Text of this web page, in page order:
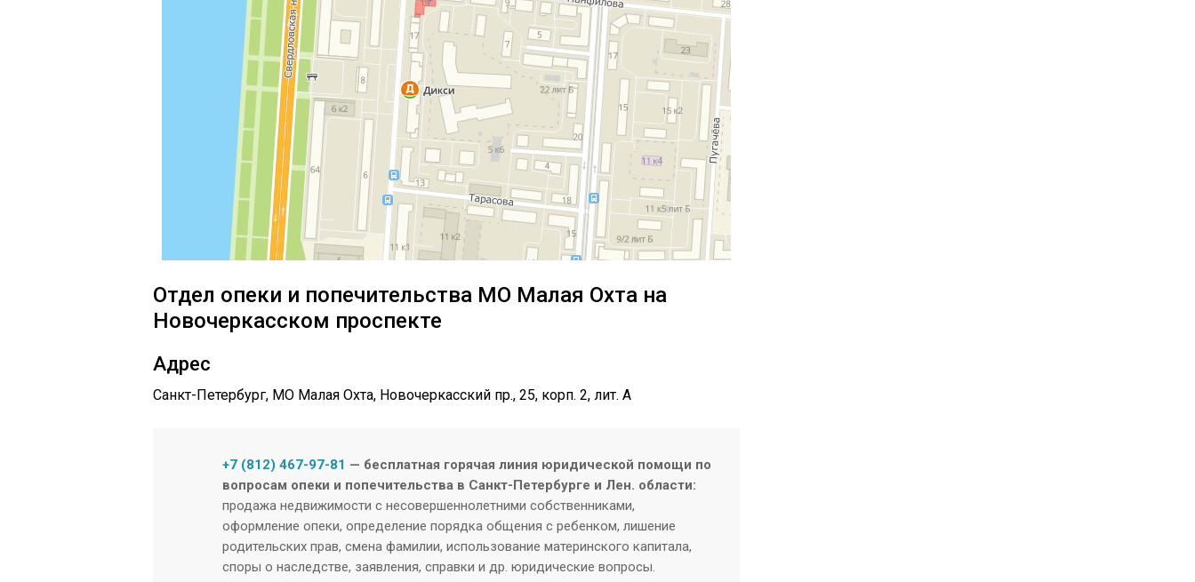
Отдел опеки и попечительства МО Малая Охта на
Новочеркасском проспекте
Адрес
Санкт-Петербург, МО Малая Охта, Новочеркасский пр., 25, корп. 2, лит. А
+7 (812) 467-97-81 — бесплатная горячая линия юридической помощи по
вопросам опеки и попечительства в Санкт-Петербурге и Лен. области:
продажа недвижимости с несовершеннолетними собственниками,
оформление опеки, определение порядка общения с ребенком, лишение
родительских прав, смена фамилии, использование материнского капитала,
споры о наследстве, заявления, справки и др. юридические вопросы.